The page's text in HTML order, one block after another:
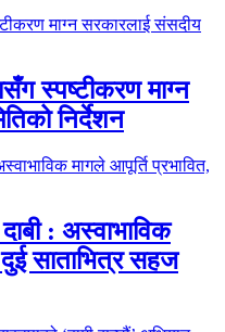
स्पष्टीकरण माग्न
निर्देशन
: अस्वाभाविक
साताभित्र सहज